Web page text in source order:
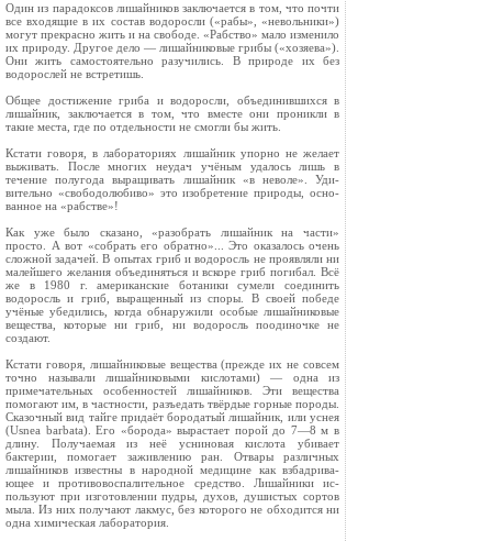
Один из парадоксов лишайников заключается в том, что почти
все входящие в их состав водоросли («рабы», «не­вольники»)
могут прекрасно жить и на свободе. «Рабство» мало изменило
их природу. Другое дело — лишайниковые грибы («хозяева»).
Они жить самостоятельно разучились. В природе их без
водорослей не встретишь.
Общее достижение гриба и водоросли, объединившихся в
лишайник, заключается в том, что вместе они проникли в
такие места, где по отдельности не смогли бы жить.
Кстати говоря, в лабораториях лишайник упорно не же­лает
выживать. После многих неудач учёным удалось лишь в
течение полугода выращивать лишайник «в неволе». Уди­
вительно «свободолюбиво» это изобретение природы, осно­
ванное на «рабстве»!
Как уже было сказано, «разобрать лишайник на части»
просто. А вот «собрать его обратно»... Это оказалось очень
сложной задачей. В опытах гриб и водоросль не проявляли ни
малейшего желания объединяться и вскоре гриб погибал. Всё
же в 1980 г. американские ботаники сумели соединить
водоросль и гриб, выращенный из споры. В своей победе
учёные убедились, когда обнаружили особые лишайниковые
вещества, которые ни гриб, ни водоросль поодиночке не
создают.
Кстати говоря, лишайниковые вещества (прежде их не совсем
точно называли лишайниковыми кислотами) — одна из
примечательных особенностей лишайников. Эти вещества
помогают им, в частности, разъедать твёрдые горные породы.
Сказочный вид тайге придаёт бородатый лишайник, или уснея
(Usnea barbata). Его «борода» вырастает порой до 7—8 м в
длину. Получаемая из неё усниновая кислота убива­ет
бактерии, помогает заживлению ран. Отвары различных
лишайников известны в народной медицине как взбадрива­
ющее и противовоспалительное средство. Лишайники ис­
пользуют при изготовлении пудры, духов, душистых сортов
мыла. Из них получают лакмус, без которого не обходится ни
одна химическая лаборатория.